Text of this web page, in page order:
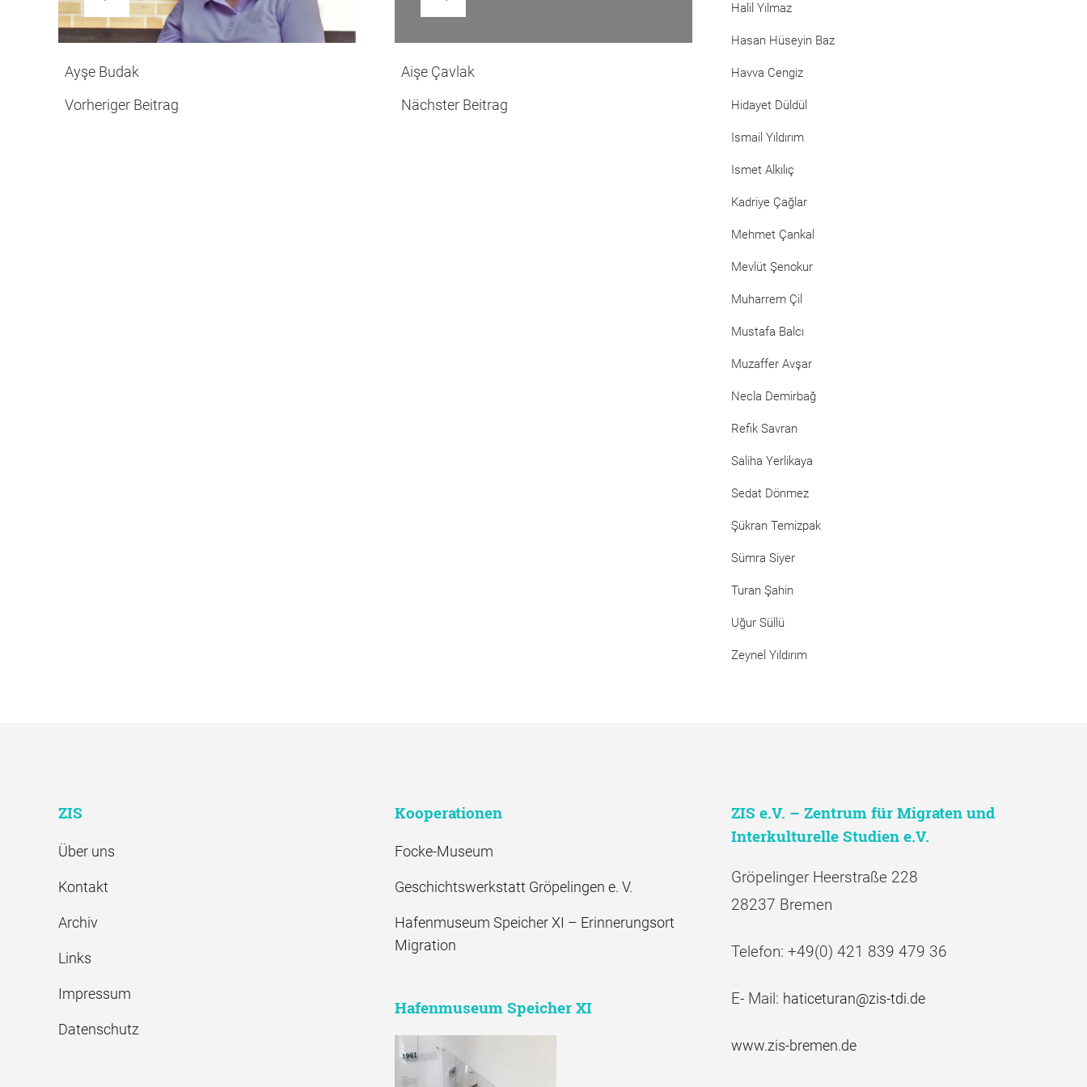
Nächster
Aişe Çavlak
Nächster Beitrag
Vorheriger
Ayşe Budak
Vorheriger Beitrag
Halil Yılmaz
Hasan Hüseyin Baz
Havva Cengiz
Hidayet Düldül
Ismail Yıldırım
Ismet Alkılıç
Kadriye Çağlar
Mehmet Çankal
Mevlüt Şenokur
Muharrem Çil
Mustafa Balcı
Muzaffer Avşar
Necla Demirbağ
Refik Savran
Saliha Yerlikaya
Sedat Dönmez
Şükran Temizpak
Sümra Siyer
Turan Şahin
Uğur Süllü
Zeynel Yıldırım
ZIS
Über uns
Kontakt
Archiv
Links
Impressum
Datenschutz
Kooperationen
Focke-Museum
Geschichtswerkstatt Gröpelingen e. V.
Hafenmuseum Speicher XI – Erinnerungsort
Migration
Hafenmuseum Speicher XI
ZIS e.V. – Zentrum für Migraten und
Interkulturelle Studien e.V.
Gröpelinger Heerstraße 228
28237 Bremen
Telefon: +49(0) 421 839 479 36
E- Mail: haticeturan@zis-tdi.de
www.zis-bremen.de